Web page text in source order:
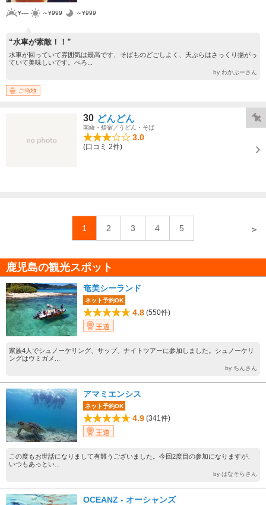
¥---- ～¥999 ～¥999
“水車が素敵！！”
水車が回っていて雰囲気は最高です、そばものどごしよく、天ぷらはさっくり揚がっ
ていて美味しいです。ぺろ...
by わかぶーさん
ご当地
30 どんどん
南薩・指宿／うどん・そば
3.0
(口コミ 2件)
1 2 3 4 5 ＞
鹿児島の観光スポット
奄美シーランド
ネット予約OK
4.8 (550件)
王道
家族4人でシュノーケリング、サップ、ナイトツアーに参加しました。シュノーケリ
ングはウミガメ...
by ちんさん
アマミエンシス
ネット予約OK
4.9 (341件)
王道
この度もお世話になりまして有難うございました。今回2度目の参加になりますが、
いつもあっとい...
by はなそらさん
OCEANZ - オーシャンズ